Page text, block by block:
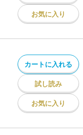
お気に入り
カートに入れる
試し読み
お気に入り